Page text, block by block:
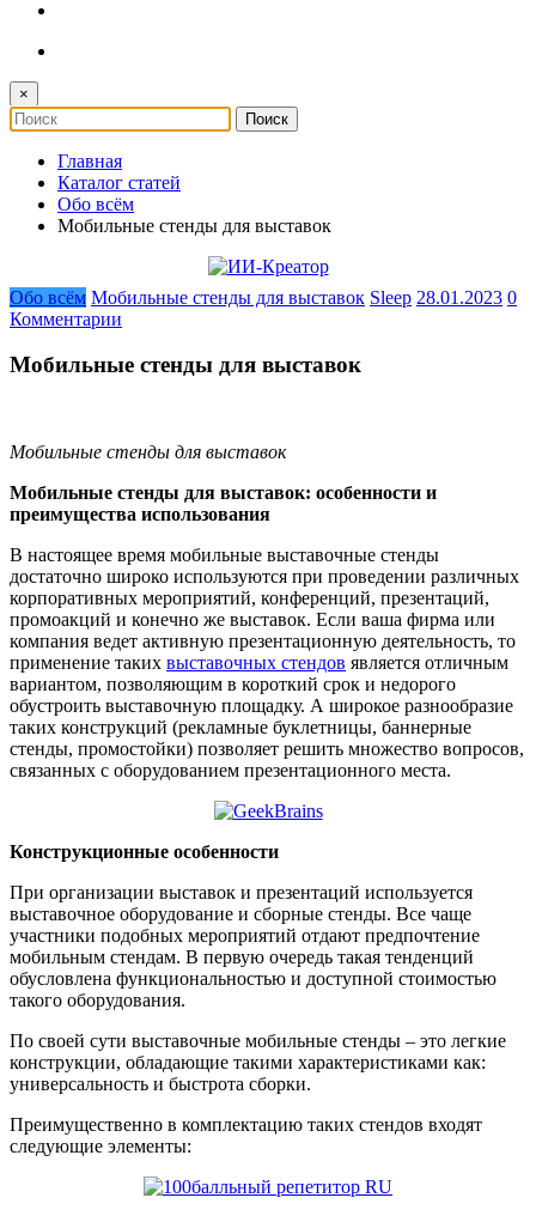
×
Главная
Каталог статей
Обо всём
Мобильные стенды для выставок
Обо всём Мобильные стенды для выставок Sleep 28.01.2023 0
Комментарии
Мобильные стенды для выставок
Мобильные стенды для выставок
Мобильные стенды для выставок: особенности и
преимущества использования
В настоящее время мобильные выставочные стенды
достаточно широко используются при проведении различных
корпоративных мероприятий, конференций, презентаций,
промоакций и конечно же выставок. Если ваша фирма или
компания ведет активную презентационную деятельность, то
применение таких выставочных стендов является отличным
вариантом, позволяющим в короткий срок и недорого
обустроить выставочную площадку. А широкое разнообразие
таких конструкций (рекламные буклетницы, баннерные
стенды, промостойки) позволяет решить множество вопросов,
связанных с оборудованием презентационного места.
Конструкционные особенности
При организации выставок и презентаций используется
выставочное оборудование и сборные стенды. Все чаще
участники подобных мероприятий отдают предпочтение
мобильным стендам. В первую очередь такая тенденций
обусловлена функциональностью и доступной стоимостью
такого оборудования.
По своей сути выставочные мобильные стенды – это легкие
конструкции, обладающие такими характеристиками как:
универсальность и быстрота сборки.
Преимущественно в комплектацию таких стендов входят
следующие элементы: